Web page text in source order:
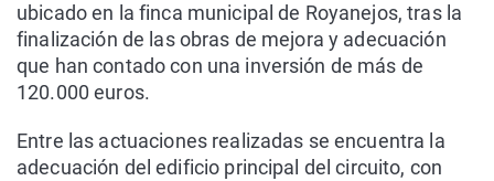
ubicado en la finca municipal de Royanejos, tras la
finalización de las obras de mejora y adecuación
que han contado con una inversión de más de
120.000 euros.
Entre las actuaciones realizadas se encuentra la
adecuación del edificio principal del circuito, con